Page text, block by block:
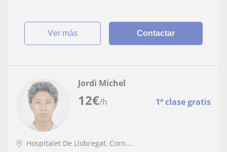
ver más Contactar
12€/h 1ª clase gratis
Jordi Michel
Hospitalet De Llobregat, Corn...